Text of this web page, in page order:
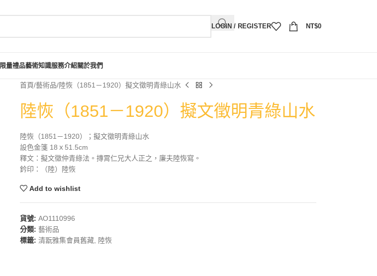
LOGIN / REGISTER NT$0
限量禮品藝術知識服務介紹關於我們
首頁 藝術品 陸恢（1851－1920）擬文徵明青綠山水
陸恢（1851－1920）擬文徵明青綠山水
陸恢（1851－1920）；擬文徵明青綠山水
設色金箋 18ｘ51.5cm
釋文：擬文徵仲青綠法。摶霄仁兄大人正之，廉夫陸恢寫。
鈐印：（陸）陸恢
Add to wishlist
貨號: AO1110996
分類: 藝術品
標籤: 清翫雅集會員舊藏, 陸恢